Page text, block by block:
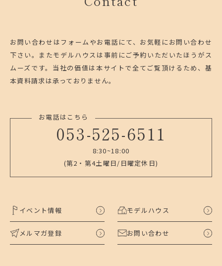
お問い合わせはフォームやお電話にて、お気軽にお問い合わせ
下さい。 またモデルハウスは事前にご予約いただいたほうがス
ムーズです。 当社の価値は本サイトで全てご覧頂けるため、基
本資料請求は承っておりません。
お電話はこちら
053-525-6511
8:30~18:00
(第2・第4土曜日/日曜定休日)
イベント情報 モデルハウス
メルマガ登録 お問い合わせ